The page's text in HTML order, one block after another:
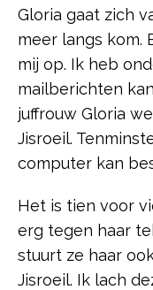
Gloria gaat zich
meer langs kom.
mij op. Ik heb
mailberichten
juffrouw Gloria
Jisroeil.
computer kan
Het is tien voor
erg tegen haar
stuurt ze haar
Jisroeil. Ik lach